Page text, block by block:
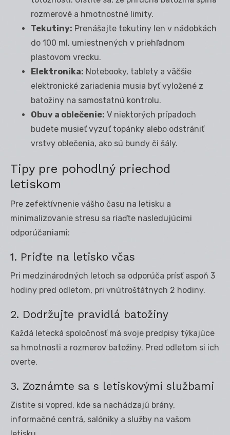
rozmerové a hmotnostné limity.
Tekutiny: Prenášajte tekutiny len v nádobkách
do 100 ml, umiestnených v priehľadnom
plastovom vrecku.
Elektronika: Notebooky, tablety a väčšie
elektronické zariadenia musia byť vyložené z
batožiny na samostatnú kontrolu.
Obuv a oblečenie: V niektorých prípadoch
budete musieť vyzuť topánky alebo odstrániť
vrstvy oblečenia, ako sú bundy či šály.
Tipy pre pohodlný priechod
letiskom
Pre zefektívnenie vášho času na letisku a
minimalizovanie stresu sa riaďte nasledujúcimi
odporúčaniami:
1. Príďte na letisko včas
Pri medzinárodných letoch sa odporúča prísť aspoň 3
hodiny pred odletom, pri vnútroštátnych 2 hodiny.
2. Dodržujte pravidlá batožiny
Každá letecká spoločnosť má svoje predpisy týkajúce
sa hmotnosti a rozmerov batožiny. Pred odletom si ich
overte.
3. Zoznámte sa s letiskovými službami
Zistite si vopred, kde sa nachádzajú brány,
informačné centrá, salóniky a služby na vašom